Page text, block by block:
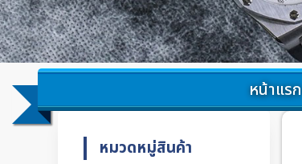
หน้าแรก
หมวดหมู่สินค้า